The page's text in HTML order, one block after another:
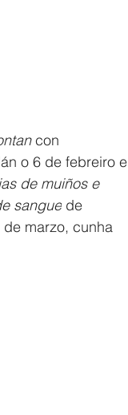
con
o 6 de febreiro e
de muiños e
sangue de
marzo, cunha